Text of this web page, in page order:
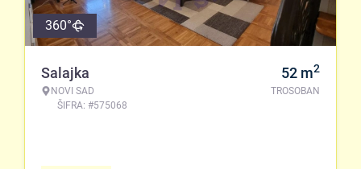
360°
Salajka
NOVI SAD
ŠIFRA: #575068
52 m2
TROSOBAN